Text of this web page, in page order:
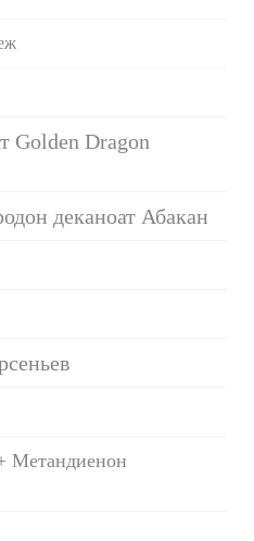
Golden Dragon
деканоат Абакан
Метандиенон